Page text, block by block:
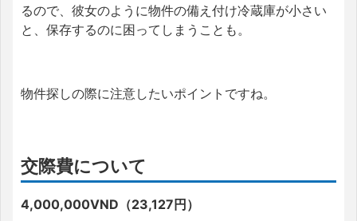
るので、彼女のように物件の備え付け冷蔵庫が小さい
と、保存するのに困ってしまうことも。
物件探しの際に注意したいポイントですね。
交際費について
4,000,000VND（23,127円）